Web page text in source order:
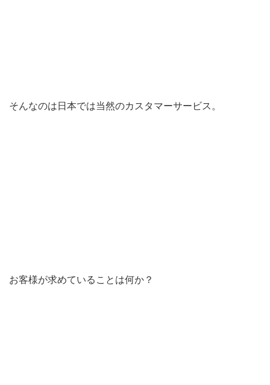
そんなのは日本では当然のカスタマーサービス。
お客様が求めていることは何か？